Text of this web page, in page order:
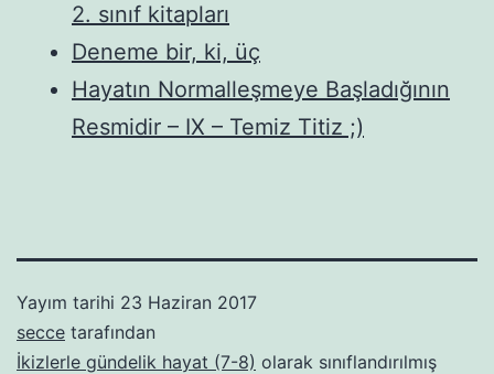
2. sınıf kitapları
Deneme bir, ki, üç
Hayatın Normalleşmeye Başladığının
Resmidir – IX – Temiz Titiz ;)
Yayım tarihi 23 Haziran 2017
secce tarafından
İkizlerle gündelik hayat (7-8) olarak sınıflandırılmış